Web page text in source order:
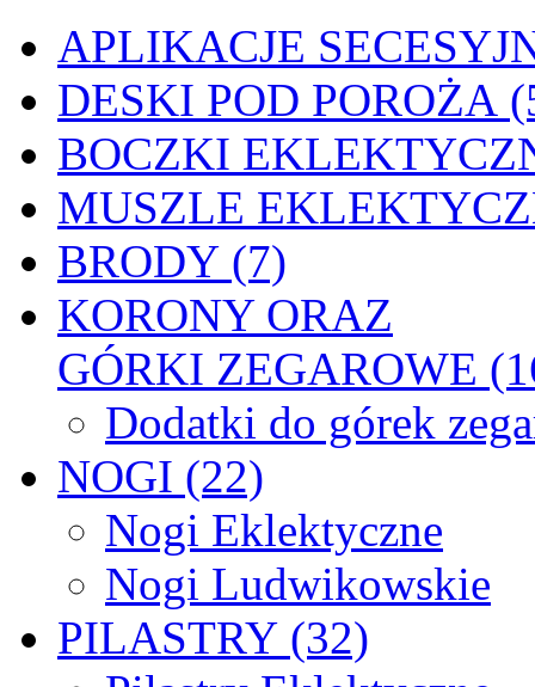
APLIKACJE
DESKI POD POROŻA
BOCZKI
MUSZLE
BRODY (7)
KORONY ORAZ
GÓRKI ZEGAROWE
Dodatki do górek
NOGI (22)
Nogi Eklektyczne
Nogi Ludwikowskie
PILASTRY (32)